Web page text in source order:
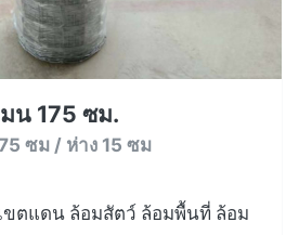
น 175 ซม.
ซม / ห่าง 15 ซม
ขตแดน ล้อมสัตว์ ล้อมพื้นที่ ล้อม